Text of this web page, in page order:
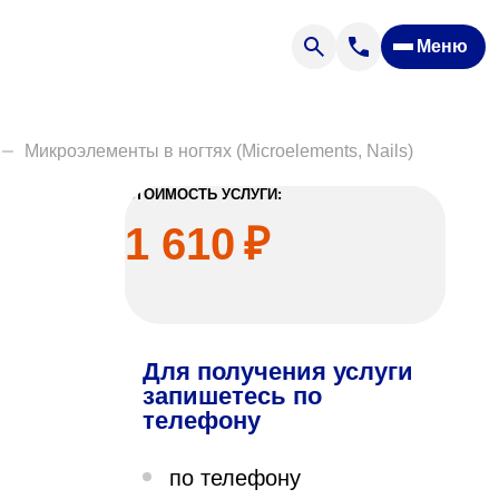
Меню
«Парус»
Микроэлементы в ногтях (Microelements, Nails)
СТОИМОСТЬ УСЛУГИ:
1 610 ₽
Для получения услуги
запишетесь по
телефону
по телефону